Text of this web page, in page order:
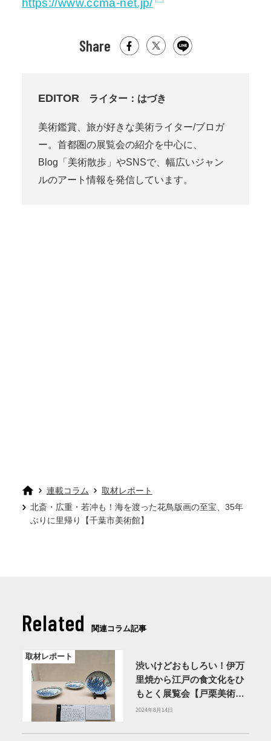
https://www.ccma-net.jp/
Share
EDITOR ライター：はづき
美術鑑賞、旅が好きな美術ライター/ブロガ
ー。首都圏の展覧会の紹介を中心に、
Blog「美術散歩」やSNSで、幅広いジャン
ルのアート情報を発信しています。
連載コラム
取材レポート
北斎・広重・若冲も！海を渡った花鳥版画の至宝、35年
ぶりに里帰り【千葉市美術館】
Related 関連コラム記事
取材レポート
渋いけどおもしろい！伊万
里焼から江戸の食文化をひ
もとく展覧会【戸栗美術
館】
2024年8月14日